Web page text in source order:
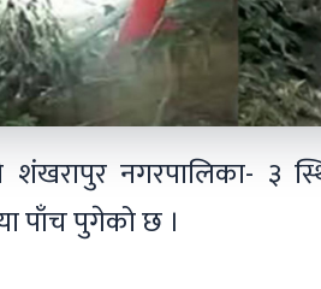
शंखरापुर नगरपालिका- ३
पाँच पुगेको छ ।